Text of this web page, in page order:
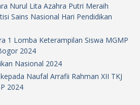
Nurul Lita Azahra Putri Meraih
Sains Nasional Hari Pendidikan
1 Lomba Keterampilan Siswa MGMP
2024
Nasional 2024
Naufal Arrafii Rahman XII TKJ
2024